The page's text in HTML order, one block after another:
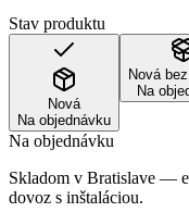
Stav produktu
Nová
Na objednávku
Nová
Na
Na objednávku
Skladom v Bratislave —
dovoz s inštaláciou.